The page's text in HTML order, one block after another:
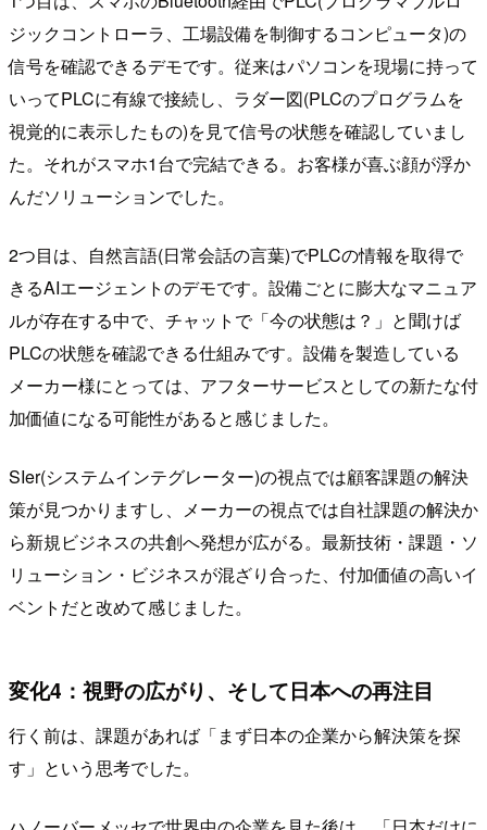
ジックコントローラ、工場設備を制御するコンピュータ)の
信号を確認できるデモです。従来はパソコンを現場に持って
いってPLCに有線で接続し、ラダー図(PLCのプログラムを
視覚的に表示したもの)を見て信号の状態を確認していまし
た。それがスマホ1台で完結できる。お客様が喜ぶ顔が浮か
んだソリューションでした。
2つ目は、自然言語(日常会話の言葉)でPLCの情報を取得で
きるAIエージェントのデモです。設備ごとに膨大なマニュア
ルが存在する中で、チャットで「今の状態は？」と聞けば
PLCの状態を確認できる仕組みです。設備を製造している
メーカー様にとっては、アフターサービスとしての新たな付
加価値になる可能性があると感じました。
SIer(システムインテグレーター)の視点では顧客課題の解決
策が見つかりますし、メーカーの視点では自社課題の解決か
ら新規ビジネスの共創へ発想が広がる。最新技術・課題・ソ
リューション・ビジネスが混ざり合った、付加価値の高いイ
ベントだと改めて感じました。
変化4：視野の広がり、そして日本への再注目
行く前は、課題があれば「まず日本の企業から解決策を探
す」という思考でした。